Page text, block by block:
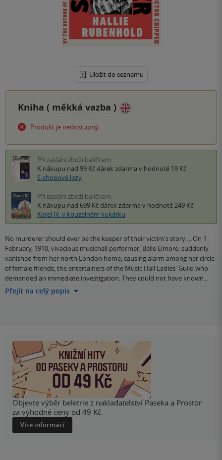
Uložit do seznamu
Kniha ( měkká vazba )
Produkt je nedostupný.
Při zaslání zboží balíčkem
K nákupu nad 99 Kč dárek zdarma v hodnotě 19 Kč
E-shopové listy
Při zaslání zboží balíčkem
K nákupu nad 699 Kč dárek zdarma v hodnotě 249 Kč
Karel IV. v kouzelném kukátku
No murderer should ever be the keeper of their victim's story ... On 1
February, 1910, vivacious musichall performer, Belle Elmore, suddenly
vanished from her north London home, causing alarm among her circle
of female friends, the entertainers of the Music Hall Ladies' Guild who
demanded an immediate investigation. They could not have known…
Přejít na celý popis
Objevte výběr beletrie z nakladatelství Paseka a Prostor
za výhodné ceny od 49 Kč.
Více informací